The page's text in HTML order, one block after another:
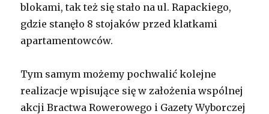
blokami, tak też się stało na ul. Rapackiego,
gdzie stanęło 8 stojaków przed klatkami
apartamentowców.
Tym samym możemy pochwalić kolejne
realizacje wpisujące się w założenia wspólnej
akcji Bractwa Rowerowego i Gazety Wyborczej